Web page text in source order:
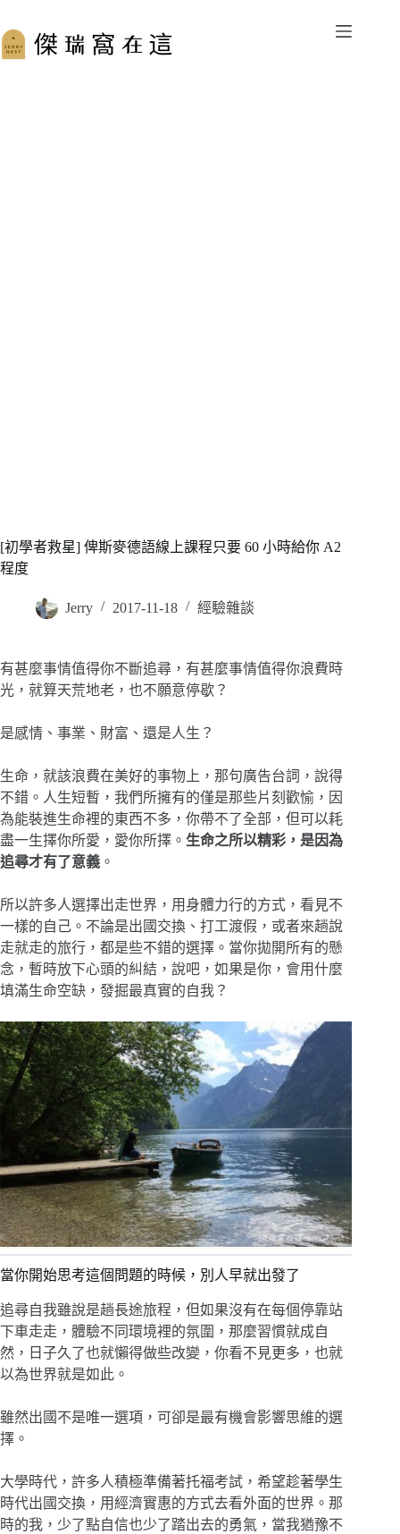
至
主
[初學者救星] 俾斯麥德語線上課程只要 60 小時給你 A2
程度
Jerry 2017-11-18 經驗雜談
有甚麼事情值得你不斷追尋，有甚麼事情值得你浪費時
光，就算天荒地老，也不願意停歇？
是感情、事業、財富、還是人生？
生命，就該浪費在美好的事物上，那句廣告台詞，說得
不錯。人生短暫，我們所擁有的僅是那些片刻歡愉，因
為能裝進生命裡的東西不多，你帶不了全部，但可以耗
盡一生擇你所愛，愛你所擇。 生命之所以精彩，是因為
追尋才有了意義 。
所以許多人選擇出走世界，用身體力行的方式，看見不
一樣的自己。不論是出國交換、打工渡假，或者來趟說
走就走的旅行，都是些不錯的選擇。當你拋開所有的懸
念，暫時放下心頭的糾結，說吧，如果是你，會用什麼
填滿生命空缺，發掘最真實的自我？
當你開始思考這個問題的時候，別人早就出發了
追尋自我雖說是趟長途旅程，但如果沒有在每個停靠站
下車走走，體驗不同環境裡的氛圍，那麼習慣就成自
然，日子久了也就懶得做些改變，你看不見更多，也就
以為世界就是如此。
雖然出國不是唯一選項，可卻是最有機會影響思維的選
擇。
大學時代，許多人積極準備著托福考試，希望趁著學生
時代出國交換，用經濟實惠的方式去看外面的世界。那
時的我，少了點自信也少了踏出去的勇氣，當我猶豫不